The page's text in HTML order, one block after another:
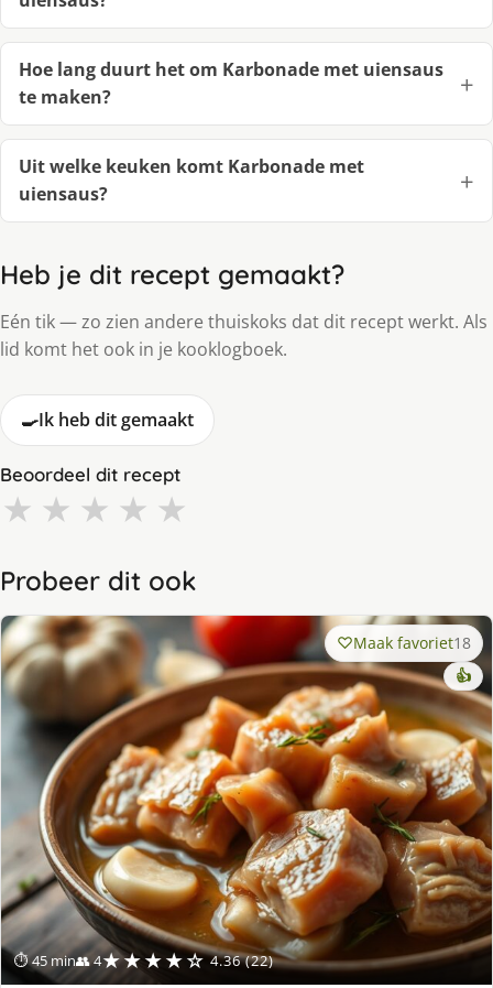
Hoe lang duurt het om Karbonade met uiensaus
te maken?
Uit welke keuken komt Karbonade met
uiensaus?
Heb je dit recept gemaakt?
Eén tik — zo zien andere thuiskoks dat dit recept werkt. Als
lid komt het ook in je kooklogboek.
🍳Ik heb dit gemaakt
Beoordeel dit recept
★ ★ ★ ★ ★
Probeer dit ook
⏱ 45 min👥 4★★★★☆ 4.36 (22)
Maak favoriet18
👍